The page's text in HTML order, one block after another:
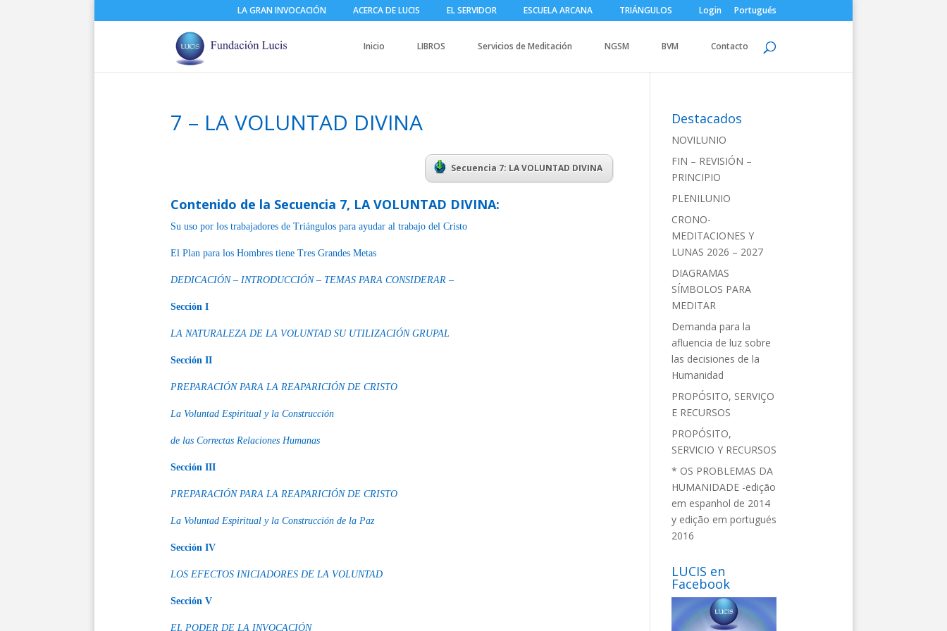
LA GRAN INVOCACIÓN ACERCA DE LUCIS EL SERVIDOR ESCUELA ARCANA TRIÁNGULOS Login Portugués
Inicio LIBROS Servicios de Meditación NGSM BVM Contacto
7 – LA VOLUNTAD DIVINA
Secuencia 7: LA VOLUNTAD DIVINA
Contenido de la Secuencia 7, LA VOLUNTAD DIVINA:
Su uso por los trabajadores de Triángulos para ayudar al trabajo del Cristo
El Plan para los Hombres tiene Tres Grandes Metas
DEDICACIÓN – INTRODUCCIÓN – TEMAS PARA CONSIDERAR –
Sección I
LA NATURALEZA DE LA VOLUNTAD SU UTILIZACIÓN GRUPAL
Sección II
PREPARACIÓN PARA LA REAPARICIÓN DE CRISTO
La Voluntad Espiritual y la Construcción
de las Correctas Relaciones Humanas
Sección III
PREPARACIÓN PARA LA REAPARICIÓN DE CRISTO
La Voluntad Espiritual y la Construcción de la Paz
Sección IV
LOS EFECTOS INICIADORES DE LA VOLUNTAD
Sección V
EL PODER DE LA INVOCACIÓN
Destacados
NOVILUNIO
FIN – REVISIÓN –
PRINCIPIO
PLENILUNIO
CRONO-
MEDITACIONES Y
LUNAS 2026 – 2027
DIAGRAMAS
SÍMBOLOS PARA
MEDITAR
Demanda para la
afluencia de luz sobre
las decisiones de la
Humanidad
PROPÓSITO, SERVIÇO
E RECURSOS
PROPÓSITO,
SERVICIO Y RECURSOS
* OS PROBLEMAS DA
HUMANIDADE -edição
em espanhol de 2014
y edição em portugués
2016
LUCIS en
Facebook